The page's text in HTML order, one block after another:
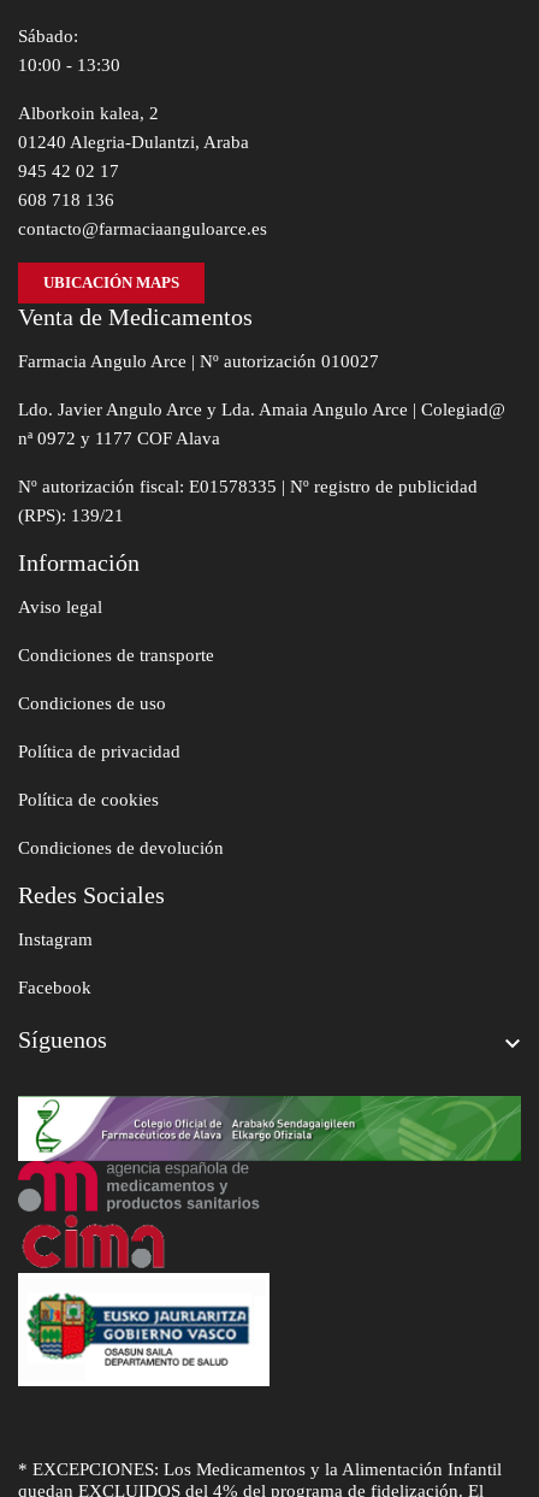
Sábado:
10:00 - 13:30
Alborkoin kalea, 2
01240 Alegria-Dulantzi, Araba
945 42 02 17
608 718 136
contacto@farmaciaanguloarce.es
UBICACIÓN MAPS
Venta de Medicamentos
Farmacia Angulo Arce | Nº autorización 010027
Ldo. Javier Angulo Arce y Lda. Amaia Angulo Arce | Colegiad@
nª 0972 y 1177 COF Alava
Nº autorización fiscal: E01578335 | Nº registro de publicidad
(RPS): 139/21
Información
Aviso legal
Condiciones de transporte
Condiciones de uso
Política de privacidad
Política de cookies
Condiciones de devolución
Redes Sociales
Instagram
Facebook
Síguenos 
* EXCEPCIONES: Los Medicamentos y la Alimentación Infantil
quedan EXCLUIDOS del 4% del programa de fidelización. El